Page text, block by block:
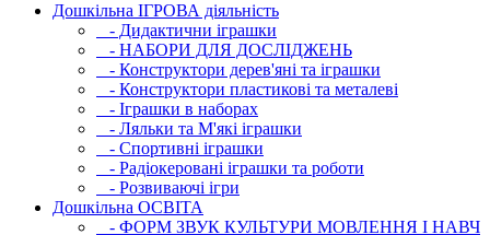
Дошкільна ІГРОВА діяльність
- Дидактични іграшки
- НАБОРИ ДЛЯ ДОСЛІДЖЕНЬ
- Конструктори дерев'яні та іграшки
- Конструктори пластикові та металеві
- Іграшки в наборах
- Ляльки та М'які іграшки
- Спортивні іграшки
- Радіокеровані іграшки та роботи
- Розвиваючі ігри
Дошкільна ОСВIТА
- ФОРМ ЗВУК КУЛЬТУРИ МОВЛЕННЯ І НАВЧ